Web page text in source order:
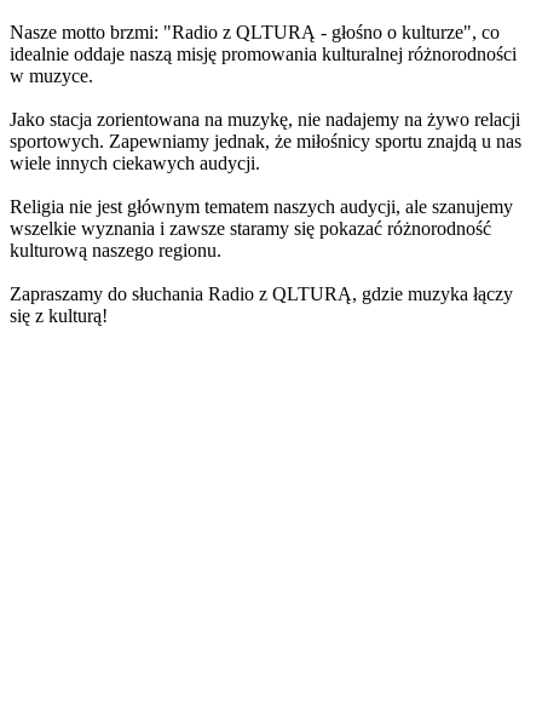
Nasze motto brzmi: "Radio z QLTURĄ - głośno o kulturze", co
idealnie oddaje naszą misję promowania kulturalnej różnorodności
w muzyce.
Jako stacja zorientowana na muzykę, nie nadajemy na żywo relacji
sportowych. Zapewniamy jednak, że miłośnicy sportu znajdą u nas
wiele innych ciekawych audycji.
Religia nie jest głównym tematem naszych audycji, ale szanujemy
wszelkie wyznania i zawsze staramy się pokazać różnorodność
kulturową naszego regionu.
Zapraszamy do słuchania Radio z QLTURĄ, gdzie muzyka łączy
się z kulturą!